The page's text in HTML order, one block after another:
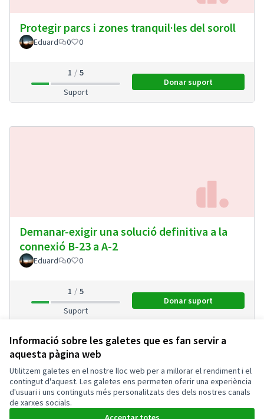
Informació sobre les galetes que es fan servir a
aquesta pàgina web
Utilitzem galetes en el nostre lloc web per a millorar el rendiment i el
contingut d'aquest. Les galetes ens permeten oferir una experiència
d'usuari i uns continguts més personalitzats des dels nostres canals
de xarxes socials.
Protegir parcs i zones tranquil·les del soroll
Eduard 0 0
1
5
Suport
Donar suportProtegir parcs i
Demanar-exigir una solució definitiva a la
connexió B-23 a A-2
Eduard 0 0
1
5
Suport
Donar suportDemanar-exigir una
Termes i condicions d'ús
Configuració de les galetes
Ajuntament de Sant Joan Despí a X
(Enllaç extern)
Ajuntament de Sant Joan Despí a Facebook
(Enllaç extern)
Ajuntament de Sant Joan Despí a Instagram
(Enllaç extern)
Ajuntament de Sant Joan Despí a YouTube
(Enllaç extern)
Triar la llenguaElegir el idioma